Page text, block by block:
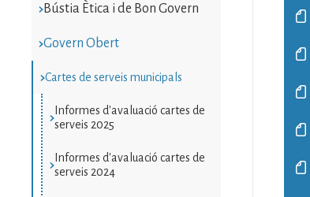
Bústia Ètica i de Bon Govern
Govern Obert
Cartes de serveis municipals
Informes d'avaluació cartes de
serveis 2025
Informes d'avaluació cartes de
serveis 2024